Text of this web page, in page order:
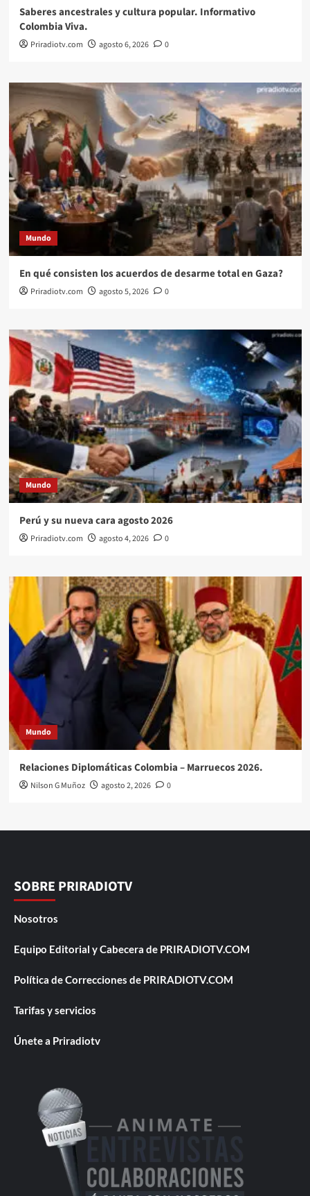
Saberes ancestrales y cultura popular. Informativo
Colombia Viva.
Priradiotv.com agosto 6, 2026 0
Mundo
En qué consisten los acuerdos de desarme total en Gaza?
Priradiotv.com agosto 5, 2026 0
Mundo
Perú y su nueva cara agosto 2026
Priradiotv.com agosto 4, 2026 0
Mundo
Relaciones Diplomáticas Colombia – Marruecos 2026.
Nilson G Muñoz agosto 2, 2026 0
SOBRE PRIRADIOTV
Nosotros
Equipo Editorial y Cabecera de PRIRADIOTV.COM
Política de Correcciones de PRIRADIOTV.COM
Tarifas y servicios
Únete a Priradiotv